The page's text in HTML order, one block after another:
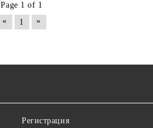
Page 1 of 1
«
1 »
Регистрация